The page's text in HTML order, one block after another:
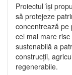
Proiectul își
să protejeze
concentrează pe
cel mai mare
sustenabilă a
construcții,
regenerabile.